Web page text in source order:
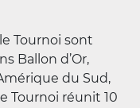
Tournoi sont
Ballon d’Or,
du Sud,
Tournoi réunit 10